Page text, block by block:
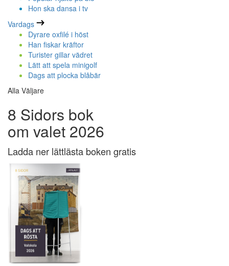
Hon ska dansa i tv
Vardags
Dyrare oxfilé i höst
Han fiskar kräftor
Turister gillar vädret
Lätt att spela minigolf
Dags att plocka blåbär
Alla Väljare
8 Sidors bok
om valet 2026
Ladda ner lättlästa boken gratis